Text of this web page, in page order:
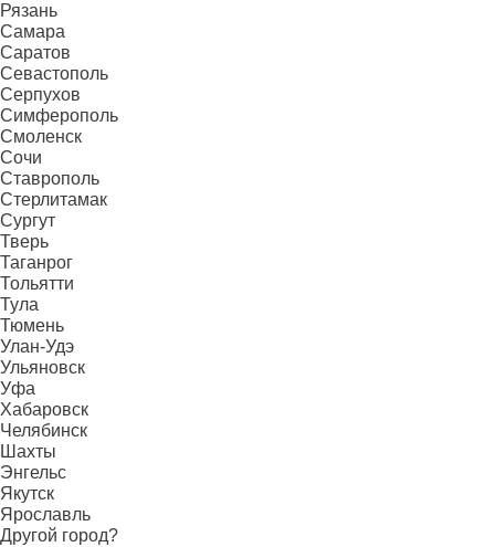
Рязань
Самара
Саратов
Севастополь
Серпухов
Симферополь
Смоленск
Сочи
Ставрополь
Стерлитамак
Сургут
Тверь
Таганрог
Тольятти
Тула
Тюмень
Улан-Удэ
Ульяновск
Уфа
Хабаровск
Челябинск
Шахты
Энгельс
Якутск
Ярославль
Другой город?